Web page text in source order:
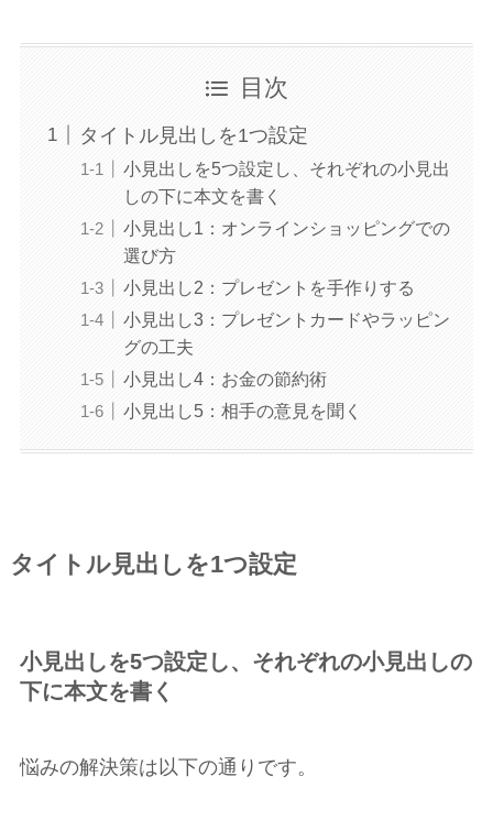
目次
タイトル見出しを1つ設定
小見出しを5つ設定し、それぞれの小見出
しの下に本文を書く
小見出し1：オンラインショッピングでの
選び方
小見出し2：プレゼントを手作りする
小見出し3：プレゼントカードやラッピン
グの工夫
小見出し4：お金の節約術
小見出し5：相手の意見を聞く
タイトル見出しを1つ設定
小見出しを5つ設定し、それぞれの小見出しの
下に本文を書く
悩みの解決策は以下の通りです。